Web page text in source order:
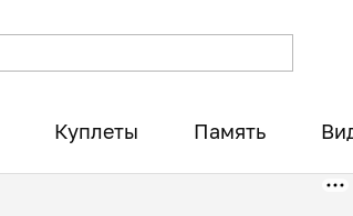
Куплеты Память